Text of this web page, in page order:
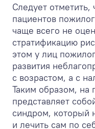
Следует отметить,
пациентов
чаще всего не
стратификацию
этом у лиц
развития
с возрастом, а с
Таким образом, на
представляет
синдром, который
и лечить сам по